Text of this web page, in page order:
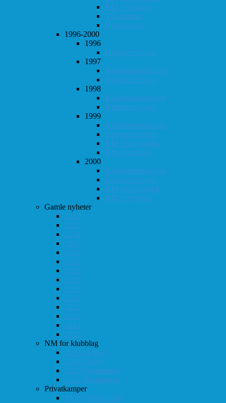
KM i lynsjakk
Vår-konrad
Høst-konrad
1996-2000
1996
Høstturneringen
1997
Klubbmesterskapet
Høstturneringen
1998
Klubbmesterskapet
Høstturneringen
1999
Klubbmesterskapet
Høstturneringen
KM i hurtigsjakk
KM i lynsjakk
2000
Klubbmesterskapet
Høstturneringen
KM i hurtigsjakk
KM i lynsjakk
Gamle nyheter
2012
2013
2014
2015
2016
2017
2018
2019
2020
2021
2022
2023
2024
2025
NM for klubblag
2003 (Asker)
2008 (Oslo)
2010 (Drammen)
2025 (Drammen)
Privatkamper
1998 (Akademisk)